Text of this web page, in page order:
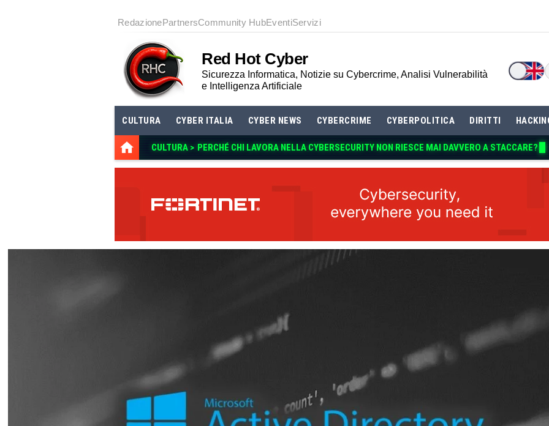
RedazionePartnersCommunity HubEventiServizi
Red Hot Cyber
Sicurezza Informatica, Notizie su Cybercrime, Analisi Vulnerabilità
e Intelligenza Artificiale
CULTURA CYBER ITALIA CYBER NEWS CYBERCRIME CYBERPOLITICA DIRITTI
CULTURA > PERCHÉ CHI LAVORA NELLA CYBERSECURITY NON RIESCE MAI DAVVERO A